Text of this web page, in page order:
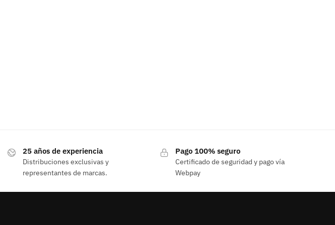
25 años de experiencia
Distribuciones exclusivas y
representantes de marcas.
Pago 100% seguro
Certificado de seguridad y pago vía
Webpay